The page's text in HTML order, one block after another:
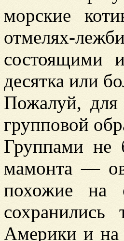
морские
отмелях-
состоящими
десятка или
Пожалуй, для
групповой
Группами не
мамонта —
похожие на
сохранились
Америки и на